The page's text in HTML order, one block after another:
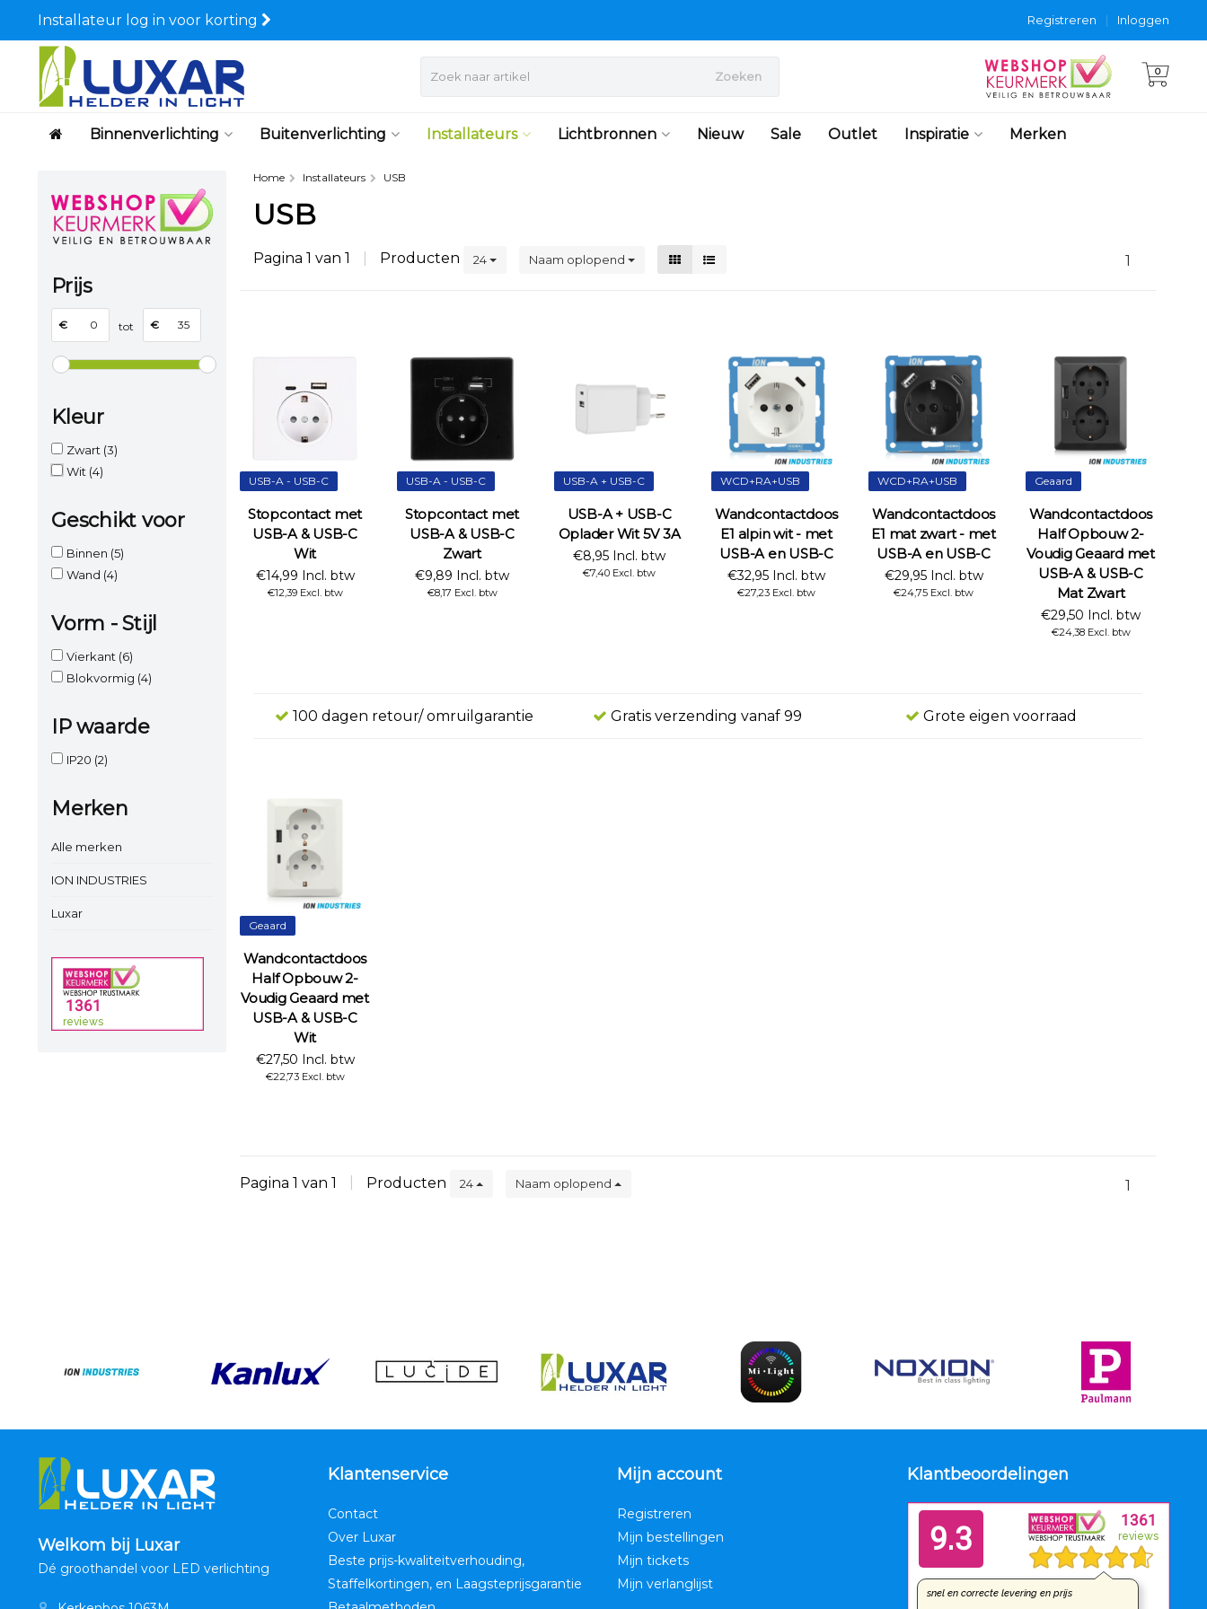
Installateur log in voor korting Inloggen
|
Registreren
Zoeken 0
Binnenverlichting Buitenverlichting Installateurs Lichtbronnen Nieuw Sale Outlet Inspiratie Merken
Prijs
€ tot €
Kleur
Zwart (3)
Wit (4)
Geschikt voor
Binnen (5)
Wand (4)
Vorm - Stijl
Vierkant (6)
Blokvormig (4)
IP waarde
IP20 (2)
Merken
Alle merken
ION INDUSTRIES
Luxar
Home Installateurs USB
USB
Pagina 1 van 1 Producten 24 Naam oplopend 1
USB-A - USB-C
Stopcontact met
USB-A & USB-C
Wit
€14,99 Incl. btw
€12,39 Excl. btw
USB-A - USB-C
Stopcontact met
USB-A & USB-C
Zwart
€9,89 Incl. btw
€8,17 Excl. btw
USB-A + USB-C
USB-A + USB-C
Oplader Wit 5V 3A
€8,95 Incl. btw
€7,40 Excl. btw
WCD+RA+USB
Wandcontactdoos
E1 alpin wit - met
USB-A en USB-C
€32,95 Incl. btw
€27,23 Excl. btw
WCD+RA+USB
Wandcontactdoos
E1 mat zwart - met
USB-A en USB-C
€29,95 Incl. btw
€24,75 Excl. btw
Geaard
Wandcontactdoos
Half Opbouw 2-
Voudig Geaard met
USB-A & USB-C
Mat Zwart
€29,50 Incl. btw
€24,38 Excl. btw
100 dagen retour/ omruilgarantie Gratis verzending vanaf 99 Grote eigen voorraad
Geaard
Wandcontactdoos
Half Opbouw 2-
Voudig Geaard met
USB-A & USB-C
Wit
€27,50 Incl. btw
€22,73 Excl. btw
Pagina 1 van 1 Producten 24 Naam oplopend 1
Welkom bij Luxar
Dé groothandel voor LED verlichting
Klantenservice
Contact
Over Luxar
Beste prijs-kwaliteitverhouding,
Staffelkortingen, en Laagsteprijsgarantie
Mijn account
Registreren
Mijn bestellingen
Mijn tickets
Mijn verlanglijst
Klantbeoordelingen